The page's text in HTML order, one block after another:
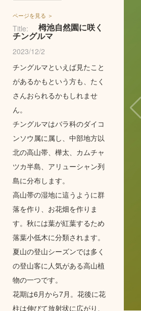
ページを見る ＞
Title: 栂池自然園に咲く
チングルマ
2023/12/2
チングルマといえば見たこと
があるかもという方も、たく
さんおられるかもしれませ
ん。
チングルマはバラ科のダイコ
ンソウ属に属し、中部地方以
北の高山帯、樺太、カムチャ
ツカ半島、アリューシャン列
島に分布します。
高山帯の湿地に這うように群
落を作り、お花畑を作りま
す。秋には葉が紅葉するため
落葉小低木に分類されます。
夏山の登山シーズンでは多く
の登山客に人気がある高山植
物の一つです。
花期は6月から7月。花後に花
柱は伸びて放射状に広がり、